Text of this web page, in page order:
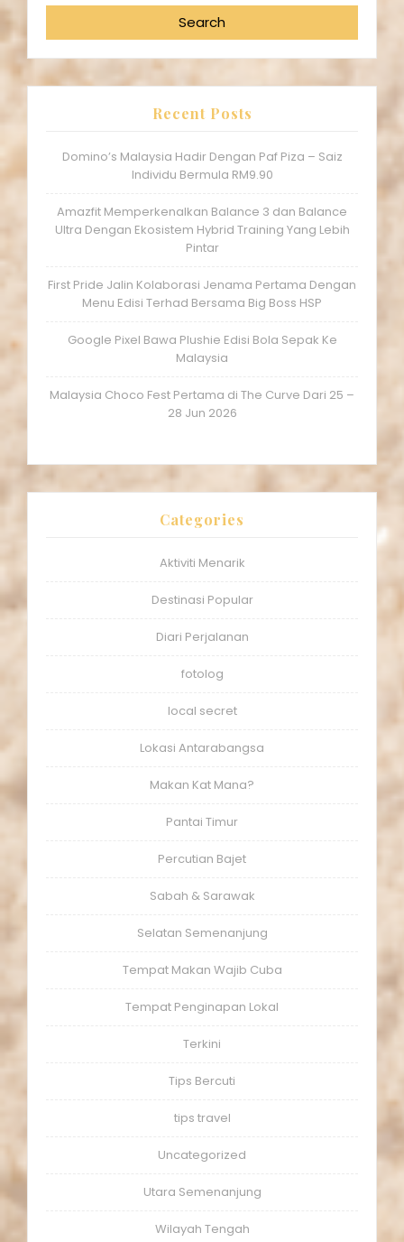
Search
Recent Posts
Domino’s Malaysia Hadir Dengan Paf Piza – Saiz
Individu Bermula RM9.90
Amazfit Memperkenalkan Balance 3 dan Balance
Ultra Dengan Ekosistem Hybrid Training Yang Lebih
Pintar
First Pride Jalin Kolaborasi Jenama Pertama Dengan
Menu Edisi Terhad Bersama Big Boss HSP
Google Pixel Bawa Plushie Edisi Bola Sepak Ke
Malaysia
Malaysia Choco Fest Pertama di The Curve Dari 25 –
28 Jun 2026
Categories
Aktiviti Menarik
Destinasi Popular
Diari Perjalanan
fotolog
local secret
Lokasi Antarabangsa
Makan Kat Mana?
Pantai Timur
Percutian Bajet
Sabah & Sarawak
Selatan Semenanjung
Tempat Makan Wajib Cuba
Tempat Penginapan Lokal
Terkini
Tips Bercuti
tips travel
Uncategorized
Utara Semenanjung
Wilayah Tengah